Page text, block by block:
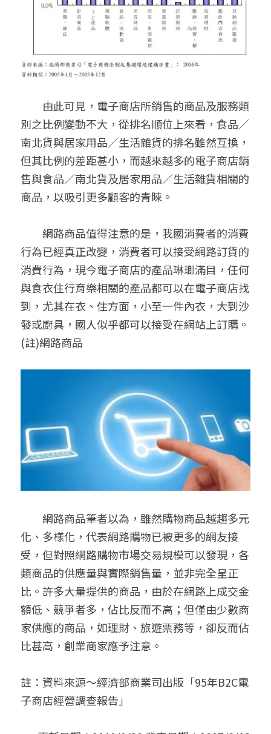
由此可見，電子商店所銷售的商品及服務類
別之比例變動不大，從排名順位上來看，食品／
南北貨與居家用品／生活雜貨的排名雖然互換，
但其比例的差距甚小，而越來越多的電子商店銷
售與食品／南北貨及居家用品／生活雜貨相關的
商品，以吸引更多顧客的青睞。
網路商品值得注意的是，我國消費者的消費
行為已經真正改變，消費者可以接受網路訂貨的
消費行為，現今電子商店的產品琳瑯滿目，任何
與食衣住行育樂相關的產品都可以在電子商店找
到，尤其在衣、住方面，小至一件內衣，大到沙
發或廚具，國人似乎都可以接受在網站上訂購。
(註)網路商品
網路商品筆者以為，雖然購物商品越趨多元
化、多樣化，代表網路購物已被更多的網友接
受，但對照網路購物市場交易規模可以發現，各
類商品的供應量與實際銷售量，並非完全呈正
比。許多大量提供的商品，由於在網路上成交金
額低、競爭者多，佔比反而不高；但僅由少數商
家供應的商品，如理財、旅遊票務等，卻反而佔
比甚高，創業商家應予注意。
註：資料來源～經濟部商業司出版「95年B2C電
子商店經營調查報告」